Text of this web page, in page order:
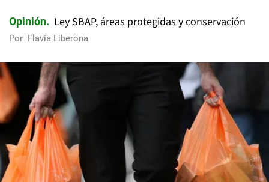
Opinión Ley SBAP, áreas protegidas y conservación
Por Flavia Liberona